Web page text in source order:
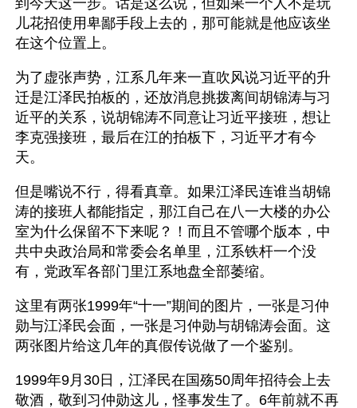
到今天这一步。话是这么说，但如果一个人不是玩
儿花招使用卑鄙手段上去的，那可能就是他应该坐
在这个位置上。
为了虚张声势，江系几年来一直吹风说习近平的升
迁是江泽民拍板的，还放消息挑拨离间胡锦涛与习
近平的关系，说胡锦涛不同意让习近平接班，想让
李克强接班，最后在江的拍板下，习近平才有今
天。
但是嘴说不行，得看真章。如果江泽民连谁当胡锦
涛的接班人都能指定，那江自己在八一大楼的办公
室为什么保留不下来呢？！而且不管哪个版本，中
共中央政治局和常委会名单里，江系铁杆一个没
有，党政军各部门里江系地盘全部萎缩。
这里有两张1999年“十一”期间的图片，一张是习仲
勋与江泽民会面，一张是习仲勋与胡锦涛会面。这
两张图片给这几年的真假传说做了一个鉴别。
1999年9月30日，江泽民在国殇50周年招待会上去
敬酒，敬到习仲勋这儿，怪事发生了。6年前就不再